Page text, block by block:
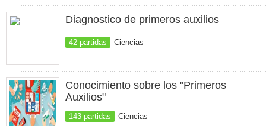
Diagnostico de primeros auxilios
42 partidas Ciencias
Conocimiento sobre los "Primeros
Auxilios"
143 partidas Ciencias